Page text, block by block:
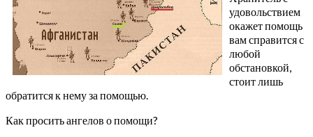
удовольствием
окажет помощь
вам справится с
любой
обстановкой,
стоит лишь
обратится к нему за помощью.
Как просить ангелов о помощи?